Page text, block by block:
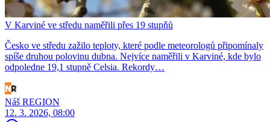
V Karviné ve středu naměřili přes 19 stupňů
Česko ve středu zažilo teploty, které podle meteorologů připomínaly
spíše druhou polovinu dubna. Nejvíce naměřili v Karviné, kde bylo
odpoledne 19,1 stupně Celsia. Rekordy…
Náš REGION
12. 3. 2026, 08:00